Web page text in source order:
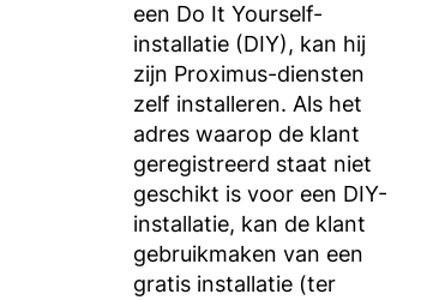
een Do It Yourself-
installatie (DIY), kan hij
zijn Proximus-diensten
zelf installeren. Als het
adres waarop de klant
geregistreerd staat niet
geschikt is voor een DIY-
installatie, kan de klant
gebruikmaken van een
gratis installatie (ter